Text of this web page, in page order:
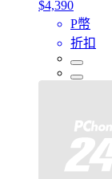
$4,390
P幣
折扣